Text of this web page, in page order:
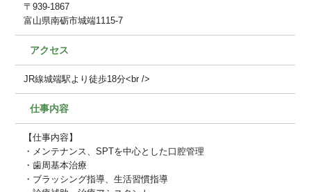
〒939-1867
富山県南砺市城端1115-7
アクセス
JR線城端駅より徒歩18分<br />
仕事内容
【仕事内容】
・メンテナンス、SPTを中心とした口腔管理
・歯周基本治療
・ブラッシング指導、生活習慣指導